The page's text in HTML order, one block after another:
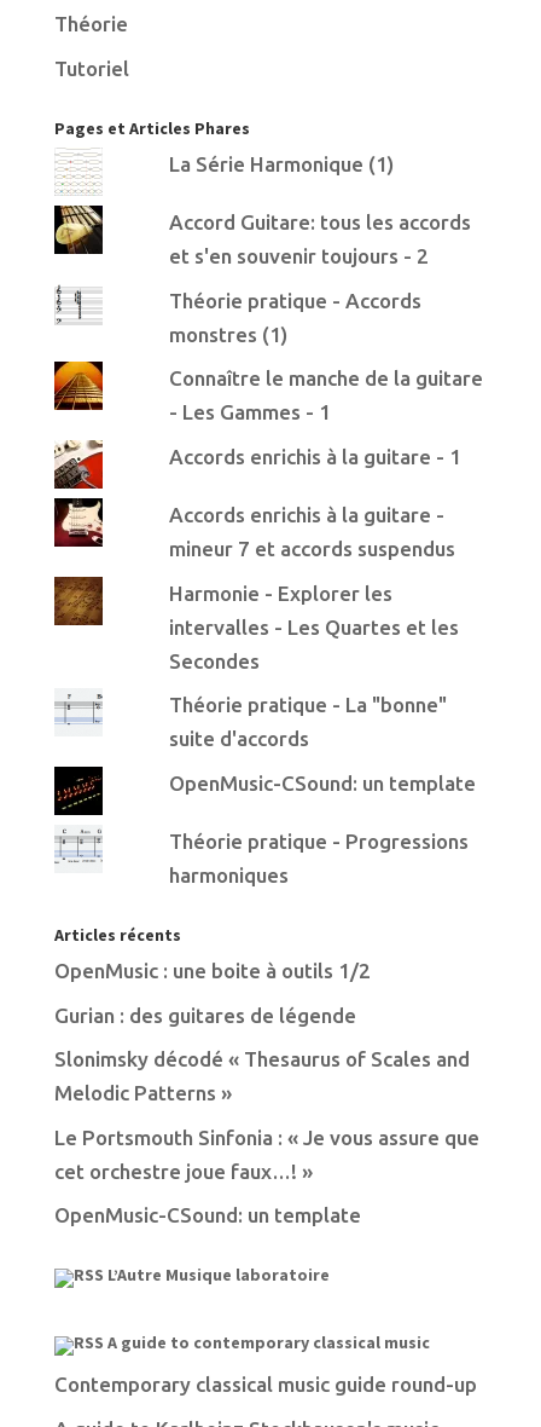
Théorie
Tutoriel
Pages et Articles Phares
La Série Harmonique (1)
Accord Guitare: tous les accords
et s'en souvenir toujours - 2
Théorie pratique - Accords
monstres (1)
Connaître le manche de la guitare
- Les Gammes - 1
Accords enrichis à la guitare - 1
Accords enrichis à la guitare -
mineur 7 et accords suspendus
Harmonie - Explorer les
intervalles - Les Quartes et les
Secondes
Théorie pratique - La "bonne"
suite d'accords
OpenMusic-CSound: un template
Théorie pratique - Progressions
harmoniques
Articles récents
OpenMusic : une boite à outils 1/2
Gurian : des guitares de légende
Slonimsky décodé « Thesaurus of Scales and
Melodic Patterns »
Le Portsmouth Sinfonia : « Je vous assure que
cet orchestre joue faux…! »
OpenMusic-CSound: un template
L’Autre Musique laboratoire
A guide to contemporary classical music
Contemporary classical music guide round-up